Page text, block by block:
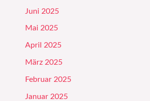
Juni 2025
Mai 2025
April 2025
März 2025
Februar 2025
Januar 2025